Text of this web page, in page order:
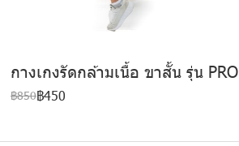
กางเกงรัดกล้ามเนื้อ ขาสั้น รุ่น PRO
฿850฿450